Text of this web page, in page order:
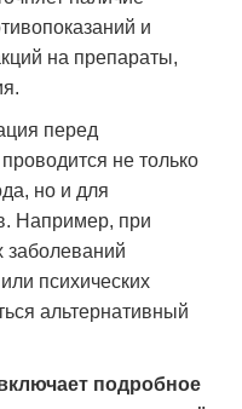
и
на препараты,
перед
не только
но и для
Например, при
заболеваний
психических
альтернативный
подробное